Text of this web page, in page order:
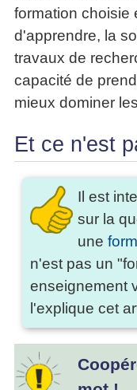
formation choisie
d'apprendre, la
travaux de
capacité de
mieux dominer
Et ce n'est
Il est
sur la
une
n'est pas un
enseignement
l'explique cet